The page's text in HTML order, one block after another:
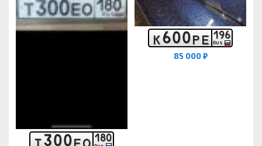
Т300ЕО 180
К600РЕ 196
RUS
85 000 ₽